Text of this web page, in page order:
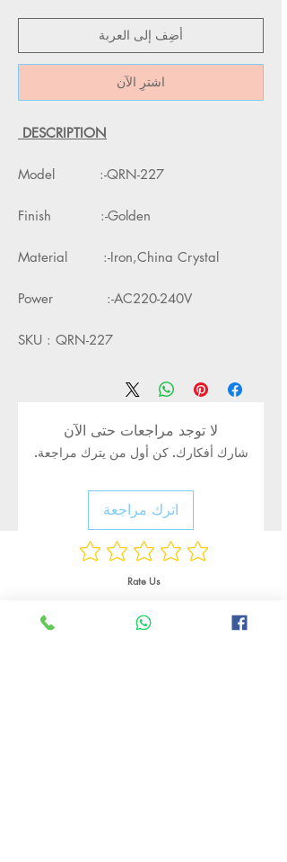
أضِف إلى العربة
اشترِ الآن
DESCRIPTION
Model :-QRN-227
Finish :-Golden
Material :-Iron,China Crystal
Power :-AC220-240V
SKU : QRN-227
لا توجد مراجعات حتى الآن
شارك أفكارك. كن أول من يترك مراجعة.
اترك مراجعة
Rate Us
منتجات ذات صلة